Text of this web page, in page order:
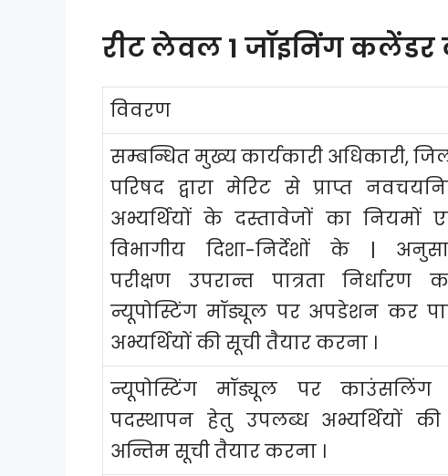
रीट लेवल 1 जॉइनिंग कलेंडर
विवरण
सम्बन्धित मुख्य कार्यकारी अधिकारी,
परिषद द्वारा मेरिट से प्राप्त
अभ्यर्थियों के दस्तावेजों का नियमों
विभागीय दिशा-निर्देशों के |
परीक्षण उपरान्त पात्रता निर्धारण
न्यूपोस्टिंग मॉड्यूल पर अपडेशन कर
अभ्यर्थियों की सूची तैयार करना ।
न्यूपोस्टिंग मॉड्यूल पर
पदस्थापन हेतु उपलब्ध अभ्यर्थियों
अन्तिम सूची तैयार करना ।